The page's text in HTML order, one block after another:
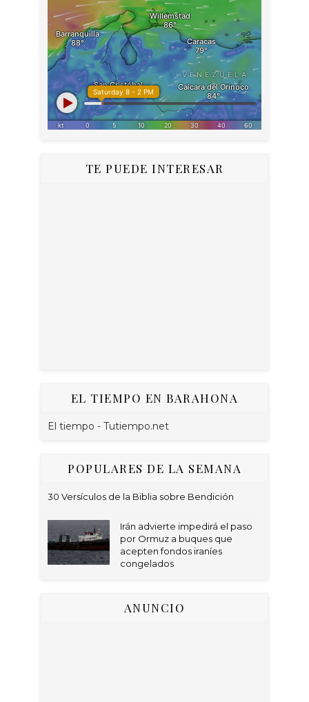
TE PUEDE INTERESAR
EL TIEMPO EN BARAHONA
El tiempo - Tutiempo.net
POPULARES DE LA SEMANA
30 Versículos de la Biblia sobre Bendición
Irán advierte impedirá el paso
por Ormuz a buques que
acepten fondos iraníes
congelados
ANUNCIO